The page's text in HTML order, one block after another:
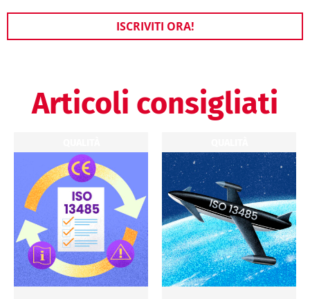
ISCRIVITI ORA!
Articoli consigliati